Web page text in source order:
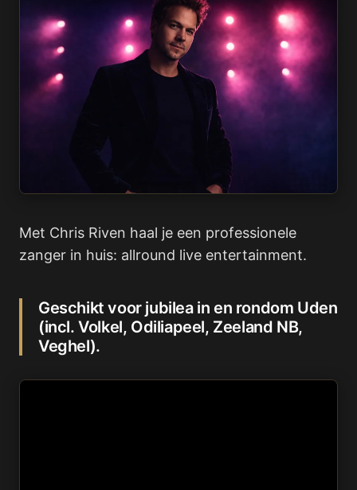
Met Chris Riven haal je een professionele
zanger in huis: allround live entertainment.
Geschikt voor jubilea in en rondom Uden
(incl. Volkel, Odiliapeel, Zeeland NB,
Veghel).